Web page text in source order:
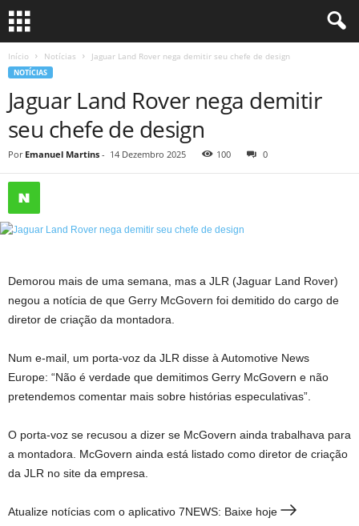
Início Notícias Jaguar Land Rover nega demitir seu chefe de design
NOTÍCIAS
Jaguar Land Rover nega demitir
seu chefe de design
Por Emanuel Martins - 14 Dezembro 2025 100 0
Demorou mais de uma semana, mas a JLR (Jaguar Land Rover)
negou a notícia de que Gerry McGovern foi demitido do cargo de
diretor de criação da montadora.
Num e-mail, um porta-voz da JLR disse à Automotive News
Europe: “Não é verdade que demitimos Gerry McGovern e não
pretendemos comentar mais sobre histórias especulativas”.
O porta-voz se recusou a dizer se McGovern ainda trabalhava para
a montadora. McGovern ainda está listado como diretor de criação
da JLR no site da empresa.
Atualize notícias com o aplicativo 7NEWS: Baixe hoje